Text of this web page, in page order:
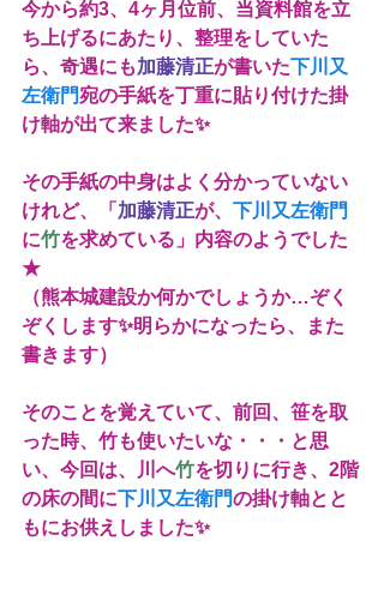
今から約3、4ヶ月位前、当資料館を立
ち上げるにあたり、整理をしていた
ら、奇遇にも加藤清正が書いた下川又
左衛門宛の手紙を丁重に貼り付けた掛
け軸が出て来ました✨
その手紙の中身はよく分かっていない
けれど、「 加藤清正が、 下川又左衛門
に竹を求めている」内容のようでした
★
（熊本城建設か何かでしょうか…ぞく
ぞくします✨明らかになったら、また
書きます）
そのことを覚えていて、前回、笹を取
った時、竹も使いたいな・・・と思
い、今回は、川へ竹を切りに行き、2階
の床の間に下川又左衛門の掛け軸とと
もにお供えしました✨